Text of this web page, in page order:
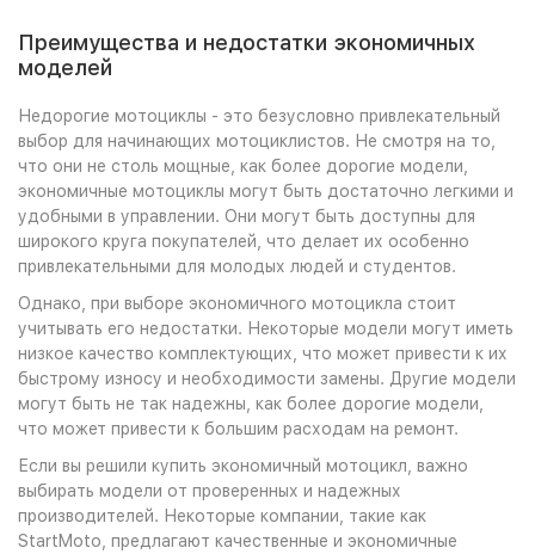
Преимущества и недостатки экономичных
моделей
Недорогие мотоциклы - это безусловно привлекательный
выбор для начинающих мотоциклистов. Не смотря на то,
что они не столь мощные, как более дорогие модели,
экономичные мотоциклы могут быть достаточно легкими и
удобными в управлении. Они могут быть доступны для
широкого круга покупателей, что делает их особенно
привлекательными для молодых людей и студентов.
Однако, при выборе экономичного мотоцикла стоит
учитывать его недостатки. Некоторые модели могут иметь
низкое качество комплектующих, что может привести к их
быстрому износу и необходимости замены. Другие модели
могут быть не так надежны, как более дорогие модели,
что может привести к большим расходам на ремонт.
Если вы решили купить экономичный мотоцикл, важно
выбирать модели от проверенных и надежных
производителей. Некоторые компании, такие как
StartMoto, предлагают качественные и экономичные